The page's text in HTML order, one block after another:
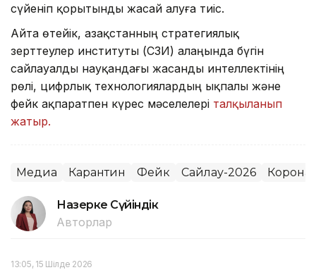
сүйеніп қорытынды жасай алуға тиіс.
Айта өтейік, Қазақстанның стратегиялық
зерттеулер институты (ҚСЗИ) алаңында бүгін
сайлауалды науқандағы жасанды интеллектінің
рөлі, цифрлық технологиялардың ықпалы және
фейк ақпаратпен күрес мәселелері талқыланып
жатыр.
Медиа Карантин Фейк Сайлау-2026
Назерке Сүйіндік
Авторлар
13:05, 15 Шілде 2026